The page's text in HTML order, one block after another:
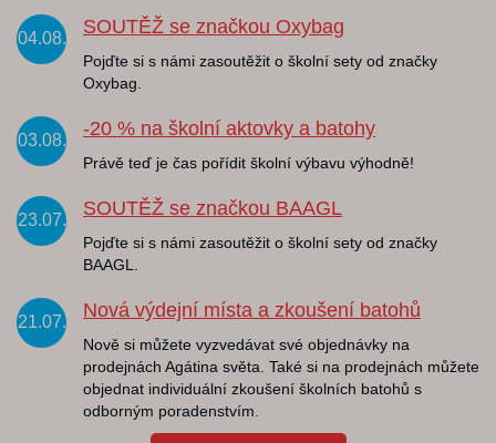
04.08.
SOUTĚŽ se značkou Oxybag
Pojďte si s námi zasoutěžit o školní sety od značky
Oxybag.
03.08.
-20 % na školní aktovky a batohy
Právě teď je čas pořídit školní výbavu výhodně!
23.07.
SOUTĚŽ se značkou BAAGL
Pojďte si s námi zasoutěžit o školní sety od značky
BAAGL.
21.07.
Nová výdejní místa a zkoušení batohů
Nově si můžete vyzvedávat své objednávky na
prodejnách Agátina světa. Také si na prodejnách můžete
objednat individuální zkoušení školních batohů s
odborným poradenstvím.